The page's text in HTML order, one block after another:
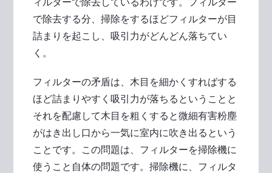
で除去する分、掃除をするほどフィルターが目
詰まりを起こし、吸引力がどんどん落ちてい
く。
フィルターの矛盾は、木目を細かくすればする
ほど詰まりやすく吸引力が落ちるということと
それを配慮して木目を粗くすると微細有害粉塵
がはき出し口から一気に室内に吹き出るという
ことです。この問題は、フィルターを掃除機に
使うこと自体の問題です。掃除機に、フィルタ